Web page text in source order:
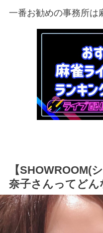
一番お勧めの事務所は
【SHOWROOM(
奈子さんってどん